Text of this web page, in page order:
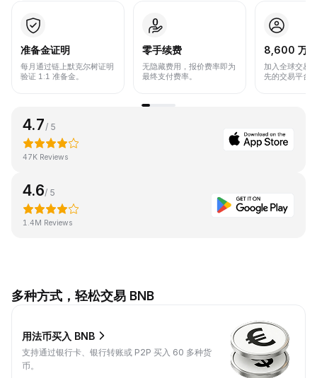
准备金证明
每月通过链上默克尔树证明
验证 1:1 准备金。
零手续费
无隐藏费用，报价费率即为
最终支付费率。
8,600 万+
加入全球交易
先的交易平台
4.7/ 5
47K Reviews
4.6/ 5
1.4M Reviews
多种方式，轻松交易 BNB
用法币买入 BNB
支持通过银行卡、银行转账或 P2P 买入 60 多种货
币。